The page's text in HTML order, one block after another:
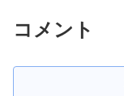
コメント